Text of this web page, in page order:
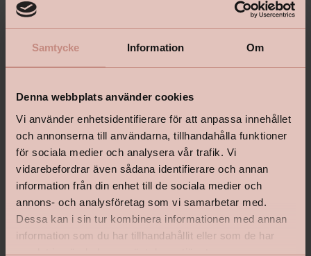
Samtycke Information Om
Denna webbplats använder cookies
Vi använder enhetsidentifierare för att anpassa innehållet
och annonserna till användarna, tillhandahålla funktioner
för sociala medier och analysera vår trafik. Vi
vidarebefordrar även sådana identifierare och annan
information från din enhet till de sociala medier och
annons- och analysföretag som vi samarbetar med.
Dessa kan i sin tur kombinera informationen med annan
information som du har tillhandahållit eller som de har
samlat in när du har använt deras tjänster.
Shade - Ek Soft Beige
Pris 1 516 kr
Grace - Ek White Canvas
Pris 2 567 kr